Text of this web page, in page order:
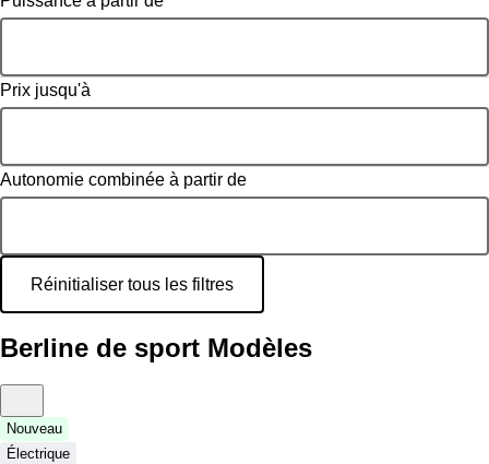
Prix jusqu'à
Autonomie combinée à partir de
Réinitialiser tous les filtres
Berline de sport Modèles
Nouveau
Électrique